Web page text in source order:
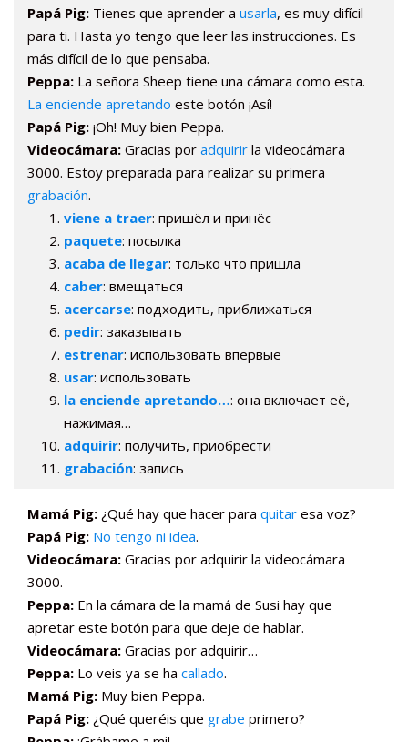
Papá Pig: Tienes que aprender a usarla, es muy difícil
para ti. Hasta yo tengo que leer las instrucciones. Es
más difícil de lo que pensaba.
Peppa: La señora Sheep tiene una cámara como esta.
La enciende apretando este botón ¡Así!
Papá Pig: ¡Oh! Muy bien Peppa.
Videocámara: Gracias por adquirir la videocámara
3000. Estoy preparada para realizar su primera
grabación.
viene a traer: пришёл и принёс
paquete: посылка
acaba de llegar: только что пришла
caber: вмещаться
acercarse: подходить, приближаться
pedir: заказывать
estrenar: использовать впервые
usar: использовать
la enciende apretando…: она включает её,
нажимая…
adquirir: получить, приобрести
grabación: запись
Mamá Pig: ¿Qué hay que hacer para quitar esa voz?
Papá Pig: No tengo ni idea.
Videocámara: Gracias por adquirir la videocámara
3000.
Peppa: En la cámara de la mamá de Susi hay que
apretar este botón para que deje de hablar.
Videocámara: Gracias por adquirir…
Peppa: Lo veis ya se ha callado.
Mamá Pig: Muy bien Peppa.
Papá Pig: ¿Qué queréis que grabe primero?